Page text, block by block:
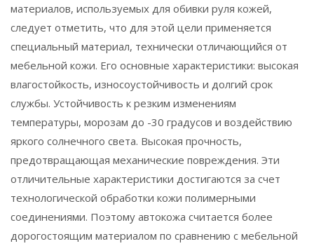
материалов, используемых для обивки руля кожей,
следует отметить, что для этой цели применяется
специальный материал, технически отличающийся от
мебельной кожи. Его основные характеристики: высокая
влагостойкость, износоустойчивость и долгий срок
службы. Устойчивость к резким изменениям
температуры, морозам до -30 градусов и воздействию
яркого солнечного света. Высокая прочность,
предотвращающая механические повреждения. Эти
отличительные характеристики достигаются за счет
технологической обработки кожи полимерными
соединениями. Поэтому автокожа считается более
дорогостоящим материалом по сравнению с мебельной